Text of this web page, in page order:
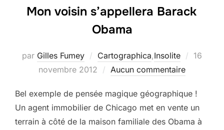
Mon voisin s’appellera Barack
Obama
par Gilles Fumey Cartographica,Insolite
Publié
16
novembre 2012
Aucun commentaire
Bel exemple de pensée magique géographique !
Un agent immobilier de Chicago met en vente un
terrain à côté de la maison familiale des Obama à